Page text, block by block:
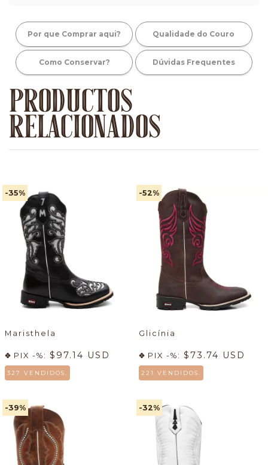
Por que Comprar aqui? Qualidade do Couro
Como Conservar? Dúvidas Frequentes
PRODUCTOS
RELACIONADOS
-35%
Maristhela
PIX -%: $97.14 USD
327 VENDIDOS.
-52%
Glicínia
PIX -%: $73.74 USD
221 VENDIDOS.
-39% -32%